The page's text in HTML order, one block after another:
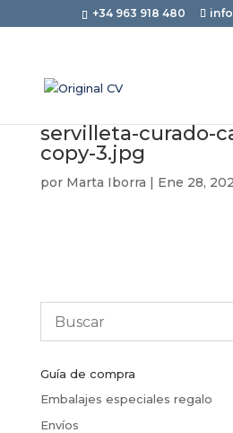
+34 963 918 480
servilleta-curado-
copy-3.jpg
por Marta Iborra | Ene 28,
Guía de compra
Embalajes especiales regalo
Envíos